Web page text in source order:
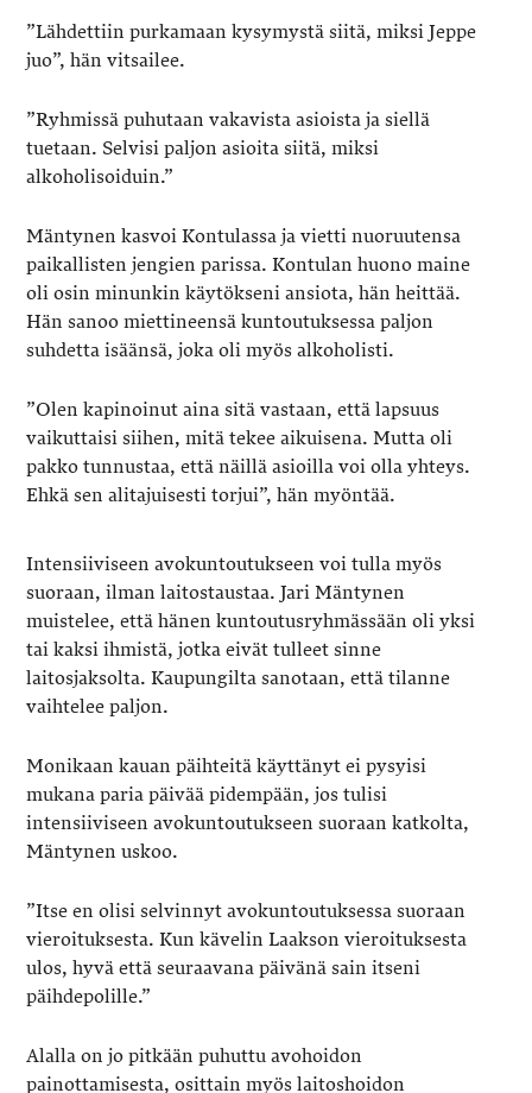
”Lähdettiin purkamaan kysymystä siitä, miksi Jeppe
juo”, hän vitsailee.
”Ryhmissä puhutaan vakavista asioista ja siellä
tuetaan. Selvisi paljon asioita siitä, miksi
alkoholisoiduin.”
Mäntynen kasvoi Kontulassa ja vietti nuoruutensa
paikallisten jengien parissa. Kontulan huono maine
oli osin minunkin käytökseni ansiota, hän heittää.
Hän sanoo miettineensä kuntoutuksessa paljon
suhdetta isäänsä, joka oli myös alkoholisti.
”Olen kapinoinut aina sitä vastaan, että lapsuus
vaikuttaisi siihen, mitä tekee aikuisena. Mutta oli
pakko tunnustaa, että näillä asioilla voi olla yhteys.
Ehkä sen alitajuisesti torjui”, hän myöntää.
Intensiiviseen avokuntoutukseen voi tulla myös
suoraan, ilman laitostaustaa. Jari Mäntynen
muistelee, että hänen kuntoutusryhmässään oli yksi
tai kaksi ihmistä, jotka eivät tulleet sinne
laitosjaksolta. Kaupungilta sanotaan, että tilanne
vaihtelee paljon.
Monikaan kauan päihteitä käyttänyt ei pysyisi
mukana paria päivää pidempään, jos tulisi
intensiiviseen avokuntoutukseen suoraan katkolta,
Mäntynen uskoo.
”Itse en olisi selvinnyt avokuntoutuksessa suoraan
vieroituksesta. Kun kävelin Laakson vieroituksesta
ulos, hyvä että seuraavana päivänä sain itseni
päihdepolille.”
Alalla on jo pitkään puhuttu avohoidon
painottamisesta, osittain myös laitoshoidon